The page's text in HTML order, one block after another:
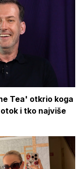
Tea' otkrio koga
i tko najviše